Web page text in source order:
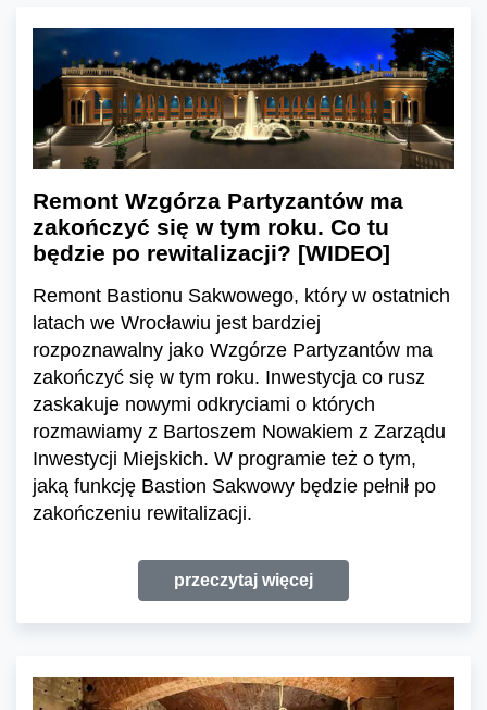
Remont Wzgórza Partyzantów ma
zakończyć się w tym roku. Co tu
będzie po rewitalizacji? [WIDEO]
Remont Bastionu Sakwowego, który w ostatnich
latach we Wrocławiu jest bardziej
rozpoznawalny jako Wzgórze Partyzantów ma
zakończyć się w tym roku. Inwestycja co rusz
zaskakuje nowymi odkryciami o których
rozmawiamy z Bartoszem Nowakiem z Zarządu
Inwestycji Miejskich. W programie też o tym,
jaką funkcję Bastion Sakwowy będzie pełnił po
zakończeniu rewitalizacji.
przeczytaj więcej